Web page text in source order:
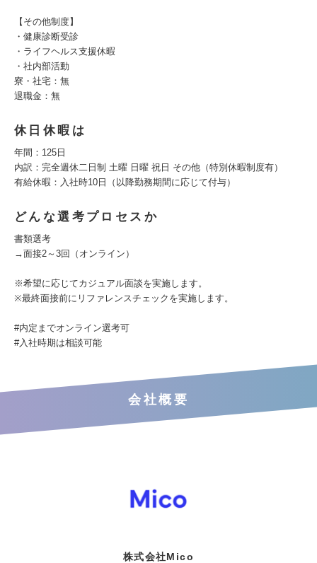
【その他制度】
・健康診断受診
・ライフヘルス支援休暇
・社内部活動
寮・社宅：無
退職金：無
休日休暇は
年間：125日
内訳：完全週休二日制 土曜 日曜 祝日 その他（特別休暇制度有）
有給休暇：入社時10日（以降勤務期間に応じて付与）
どんな選考プロセスか
書類選考
→面接2～3回（オンライン）
※希望に応じてカジュアル面談を実施します。
※最終面接前にリファレンスチェックを実施します。
#内定までオンライン選考可
#入社時期は相談可能
会社概要
株式会社Mico